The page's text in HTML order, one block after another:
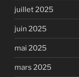
juillet 2025
juin 2025
mai 2025
mars 2025